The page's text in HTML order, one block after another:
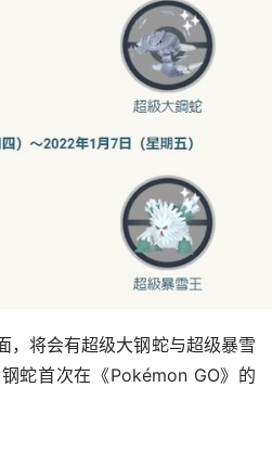
，将会有超级大钢蛇与超级暴雪
蛇首次在《Pokémon GO》的